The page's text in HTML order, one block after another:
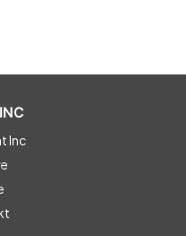
Inc